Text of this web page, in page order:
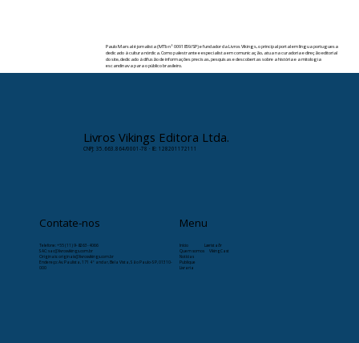
Paulo Marsal é jornalista (MTb nº 0091859/SP) e fundador da Livros Vikings, o principal portal em língua portuguesa
dedicado à cultura nórdica. Como palestrante e especialista em comunicação, atua na curadoria e direção editorial
do site, dedicado à difusão de informações precisas, pesquisas e descobertas sobre a história e a mitologia
escandinava para o público brasileiro.
Livros Vikings Editora Ltda.
CNPJ: 35.663.864/0001-78 · IE: 128201172111
Contate-nos
Telefone:+55 (11) 9-8263-4066
SAC: sac@livrosvikings.com.br
Originais: originais@livrosvikings.com.br
Endereço: Av. Paulista, 171 4º andar, Bela Vista, São Paulo-SP, 01310-
000
Menu
Início
Læristaðr
Quem somos
VikingCast
Notícias
Publique
Livraria